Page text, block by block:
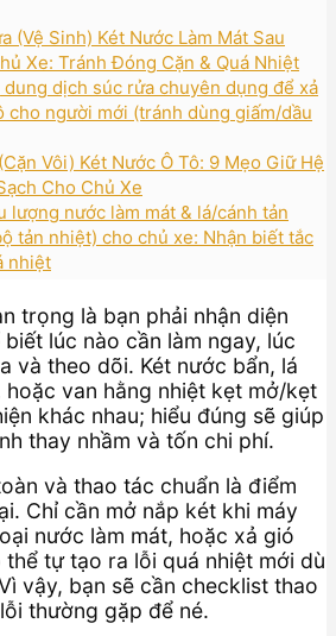
(Vệ Sinh) Két Nước Làm Mát Sau
Xe: Tránh Đóng Cặn & Quá Nhiệt
dịch súc rửa chuyên dụng để xả
cho người mới (tránh dùng giấm/dầu
Vôi) Két Nước Ô Tô: 9 Mẹo Giữ Hệ
Cho Chủ Xe
lượng nước làm mát & lá/cánh tản
tản nhiệt) cho chủ xe: Nhận biết tắc
nhiệt
trọng là bạn phải nhận diện
biết lúc nào cần làm ngay, lúc
và theo dõi. Két nước bẩn, lá
van hằng nhiệt kẹt mở/kẹt
khác nhau; hiểu đúng sẽ giúp
thay nhầm và tốn chi phí.
và thao tác chuẩn là điểm
Chỉ cần mở nắp két khi máy
nước làm mát, hoặc xả gió
tự tạo ra lỗi quá nhiệt mới dù
vậy, bạn sẽ cần checklist thao
thường gặp để né.